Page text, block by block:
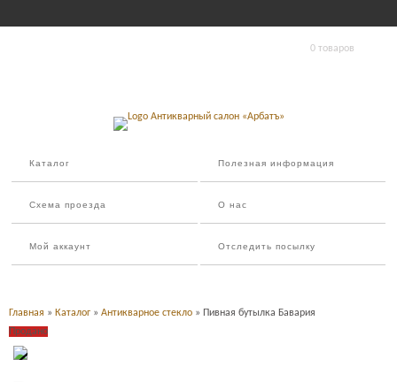
0 товаров
Каталог Полезная информация
Схема проезда О нас
Мой аккаунт Отследить посылку
Главная » Каталог » Антикварное стекло » Пивная бутылка Бавария
Продано